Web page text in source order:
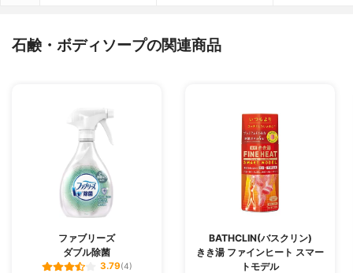
石鹸・ボディソープの関連商品
ファブリーズ
ダブル除菌
3.79(4)
BATHCLIN(バスクリン)
きき湯 ファインヒート スマー
トモデル